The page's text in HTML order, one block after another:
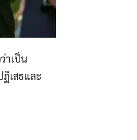
าเป็น
เสธและ